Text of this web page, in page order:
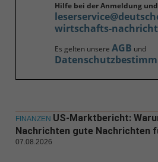
Hilfe bei der Anmeldung
wirtschafts-
Es gelten unsere AGB und
FINANZEN US-Marktbericht:
Nachrichten gute Nachrichten
07.08.2026